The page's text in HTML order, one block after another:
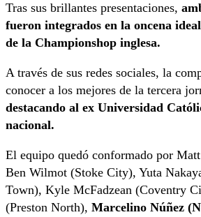
Tras sus brillantes presentaciones,
fueron integrados en la oncena
de la Championshop inglesa.
A través de sus redes sociales, la
conocer a los mejores de la tercera
destacando al ex Universidad
nacional.
El equipo quedó conformado por
Ben Wilmot (Stoke City), Yuta
Town), Kyle McFadzean (Coventry
(Preston North), Marcelino Núñez